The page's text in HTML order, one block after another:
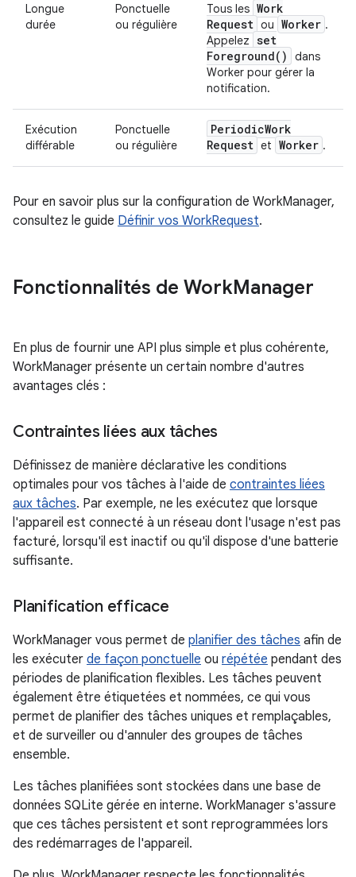
Longue
durée
Ponctuelle
ou régulière
Tous les Work
Request ou Worker .
Appelez set
Foreground( )
dans
Worker pour gérer la
notification.
Exécution
différable
Ponctuelle
ou régulière
PeriodicWork
Request et Worker .
Pour en savoir plus sur la configuration de WorkManager,
consultez le guide Définir vos WorkRequest.
Fonctionnalités de WorkManager
En plus de fournir une API plus simple et plus cohérente,
WorkManager présente un certain nombre d'autres
avantages clés :
Contraintes liées aux tâches
Définissez de manière déclarative les conditions
optimales pour vos tâches à l'aide de contraintes liées
aux tâches. Par exemple, ne les exécutez que lorsque
l'appareil est connecté à un réseau dont l'usage n'est pas
facturé, lorsqu'il est inactif ou qu'il dispose d'une batterie
suffisante.
Planification efficace
WorkManager vous permet de planifier des tâches afin de
les exécuter de façon ponctuelle ou répétée pendant des
périodes de planification flexibles. Les tâches peuvent
également être étiquetées et nommées, ce qui vous
permet de planifier des tâches uniques et remplaçables,
et de surveiller ou d'annuler des groupes de tâches
ensemble.
Les tâches planifiées sont stockées dans une base de
données SQLite gérée en interne. WorkManager s'assure
que ces tâches persistent et sont reprogrammées lors
des redémarrages de l'appareil.